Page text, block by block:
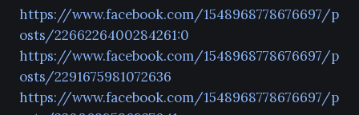
https://www.facebook.com/1548968778676697/p
osts/2266226400284261:0
https://www.facebook.com/1548968778676697/p
osts/2291675981072636
https://www.facebook.com/1548968778676697/p